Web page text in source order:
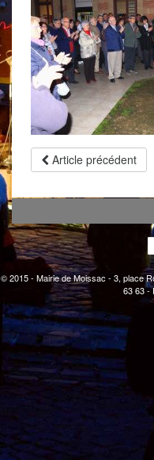
Article précédent
© 2015 - Mairie de Moissac - 3, place
63 63 -